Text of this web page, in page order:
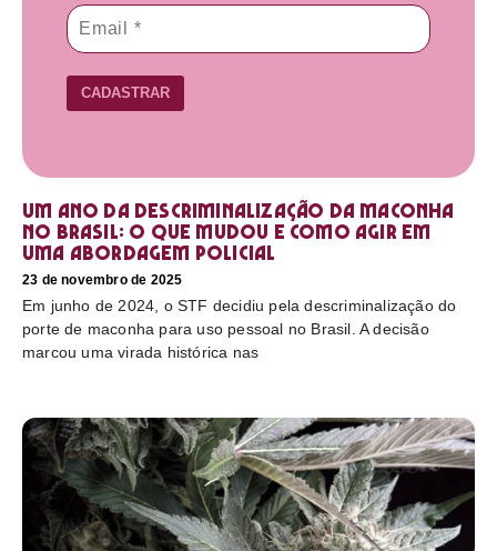
CADASTRAR
Um ano da descriminalização da maconha
no Brasil: o que mudou e como agir em
uma abordagem policial
23 de novembro de 2025
Em junho de 2024, o STF decidiu pela descriminalização do
porte de maconha para uso pessoal no Brasil. A decisão
marcou uma virada histórica nas